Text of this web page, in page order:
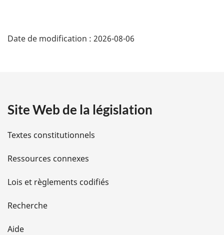
é
i
l
s
d
e
l
Date de modification : 2026-08-06
Site Web de la législation
Textes constitutionnels
Ressources connexes
Lois et règlements codifiés
Recherche
Aide